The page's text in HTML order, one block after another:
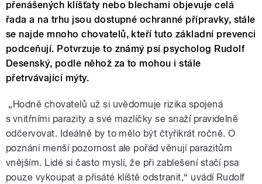
přenášených klíšťaty nebo blechami objevuje celá
řada a na trhu jsou dostupné ochranné přípravky, stále
se najde mnoho chovatelů, kteří tuto základní prevenci
podceňují. Potvrzuje to známý psí psycholog Rudolf
Desenský, podle něhož za to mohou i stále
přetrvávající mýty.
„Hodně chovatelů už si uvědomuje rizika spojená
s vnitřními parazity a své mazlíčky se snaží pravidelně
odčervovat. Ideálně by to mělo být čtyřikrát ročně. O
poznání menší pozornost ale pořád věnují parazitům
vnějším. Lidé si často myslí, že při zablešení stačí psa
pouze vykoupat a přisáté klíště odstranit,“ uvádí Rudolf